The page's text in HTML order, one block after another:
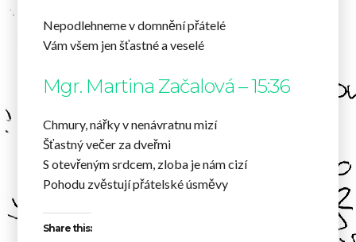
Nepodlehneme v domnění přátelé
Vám všem jen šťastné a veselé
Mgr. Martina Začalová – 15:36
Chmury, nářky v nenávratnu mizí
Šťastný večer za dveřmi
S otevřeným srdcem, zloba je nám cizí
Pohodu zvěstují přátelské úsměvy
Share this: